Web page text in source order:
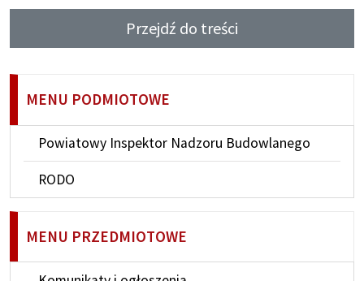
Przejdź do treści
MENU PODMIOTOWE
Powiatowy Inspektor Nadzoru Budowlanego
RODO
MENU PRZEDMIOTOWE